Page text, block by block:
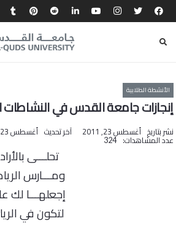
الأنشطة الطلابية
إنجازات جامعة القدس في النشاطات
نشر بتاريخ أغسطس 23, 2011 آخر تحديث أغسطس 23, 2011
عدد المشاهدات: 324
تحلـــى
ومـــارس
إجعلهـــا لك
لتكون في